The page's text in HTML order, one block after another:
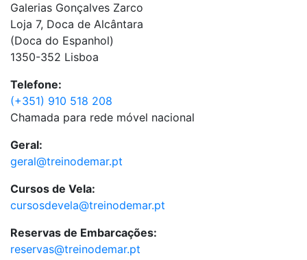
Galerias Gonçalves Zarco
Loja 7, Doca de Alcântara
(Doca do Espanhol)
1350-352 Lisboa
Telefone:
(+351) 910 518 208
Chamada para rede móvel nacional
Geral:
geral@treinodemar.pt
Cursos de Vela:
cursosdevela@treinodemar.pt
Reservas de Embarcações:
reservas@treinodemar.pt